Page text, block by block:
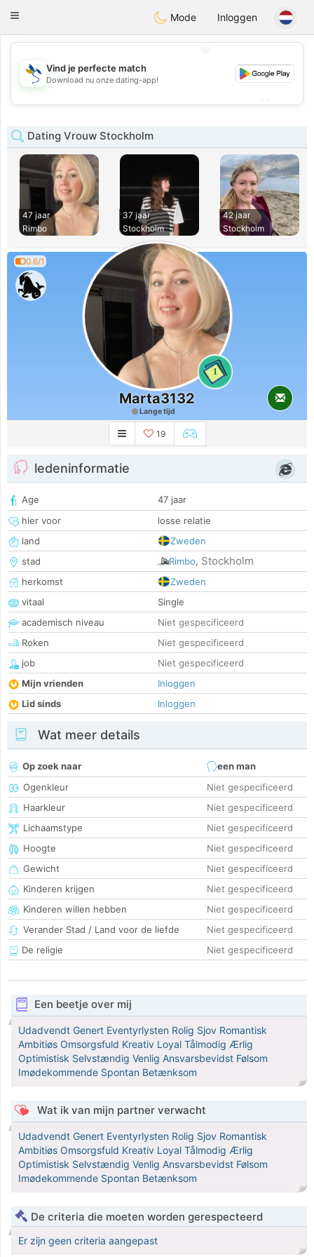
SvenskaDating
Toggle
Mode Inloggen
💖
💕
Vind je perfecte match
Download nu onze dating-app!
Dating Vrouw Stockholm
47 jaar
Rimbo
37 jaar
Stockholm
42 jaar
Stockholm
0.6/1
1
Marta3132
Lange tijd
19
ledeninformatie
Age
47 jaar
hier voor
losse relatie
land
Zweden
stad
Rimbo, Stockholm
herkomst
Zweden
vitaal
Single
academisch niveau
Niet gespecificeerd
Roken
Niet gespecificeerd
job
Niet gespecificeerd
Mijn vrienden
Inloggen
Lid sinds
Inloggen
Wat meer details
Op zoek naar
een man
Ogenkleur
Niet gespecificeerd
Haarkleur
Niet gespecificeerd
Lichaamstype
Niet gespecificeerd
Hoogte
Niet gespecificeerd
Gewicht
Niet gespecificeerd
Kinderen krijgen
Niet gespecificeerd
Kinderen willen hebben
Niet gespecificeerd
Verander Stad / Land voor de liefde
Niet gespecificeerd
De religie
Niet gespecificeerd
Een beetje over mij
Udadvendt Genert Eventyrlysten Rolig Sjov Romantisk
Ambitiøs Omsorgsfuld Kreativ Loyal Tålmodig Ærlig
Optimistisk Selvstændig Venlig Ansvarsbevidst Følsom
Imødekommende Spontan Betænksom
Wat ik van mijn partner verwacht
Udadvendt Genert Eventyrlysten Rolig Sjov Romantisk
Ambitiøs Omsorgsfuld Kreativ Loyal Tålmodig Ærlig
Optimistisk Selvstændig Venlig Ansvarsbevidst Følsom
Imødekommende Spontan Betænksom
De criteria die moeten worden gerespecteerd
Er zijn geen criteria aangepast